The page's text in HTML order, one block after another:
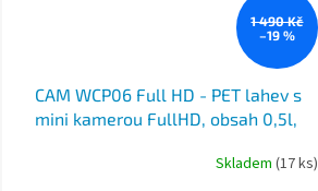
1 490 Kč
–19 %
CAM WCP06 Full HD - PET lahev s
mini kamerou FullHD, obsah 0,5l,
Skladem (17 ks)